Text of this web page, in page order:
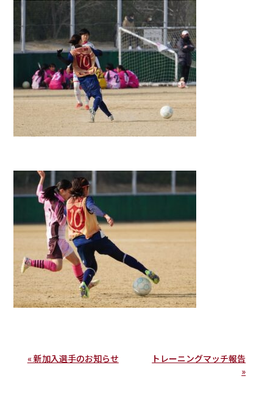
« 新加入選手のお知らせ
トレーニングマッチ報告
»